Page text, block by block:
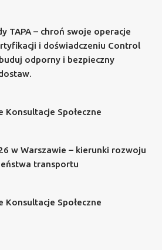
TAPA – chroń swoje operacje
i doświadczeniu Control
odporny i bezpieczny
Konsultacje Społeczne
w Warszawie – kierunki rozwoju
transportu
Konsultacje Społeczne